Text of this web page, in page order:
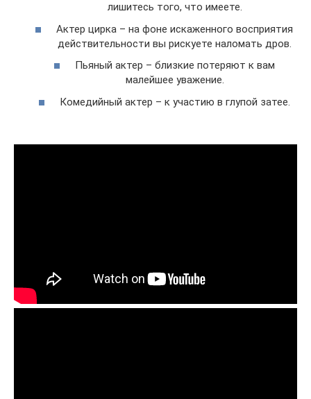
лишитесь того, что имеете.
Актер цирка – на фоне искаженного восприятия
действительности вы рискуете наломать дров.
Пьяный актер – близкие потеряют к вам
малейшее уважение.
Комедийный актер – к участию в глупой затее.